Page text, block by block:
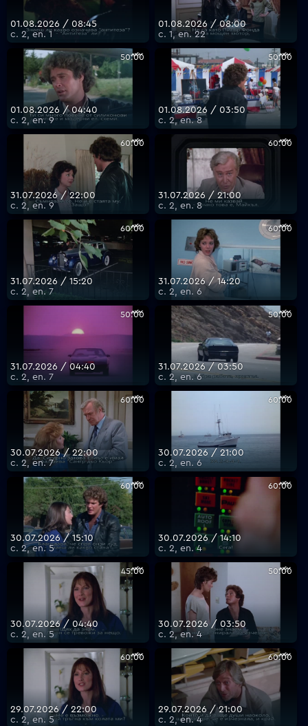
01.08.2026 / 08:45
с. 2, еп. 1
01.08.2026 / 08:00
с. 1, еп. 22
50:00
01.08.2026 / 04:40
с. 2, еп. 9
50:00
01.08.2026 / 03:50
с. 2, еп. 8
60:00
31.07.2026 / 22:00
с. 2, еп. 9
60:00
31.07.2026 / 21:00
с. 2, еп. 8
60:00
31.07.2026 / 15:20
с. 2, еп. 7
60:00
31.07.2026 / 14:20
с. 2, еп. 6
50:00
31.07.2026 / 04:40
с. 2, еп. 7
50:00
31.07.2026 / 03:50
с. 2, еп. 6
60:00
30.07.2026 / 22:00
с. 2, еп. 7
60:00
30.07.2026 / 21:00
с. 2, еп. 6
60:00
30.07.2026 / 15:10
с. 2, еп. 5
60:00
30.07.2026 / 14:10
с. 2, еп. 4
45:00
30.07.2026 / 04:40
с. 2, еп. 5
50:00
30.07.2026 / 03:50
с. 2, еп. 4
60:00
29.07.2026 / 22:00
с. 2, еп. 5
60:00
29.07.2026 / 21:00
с. 2, еп. 4